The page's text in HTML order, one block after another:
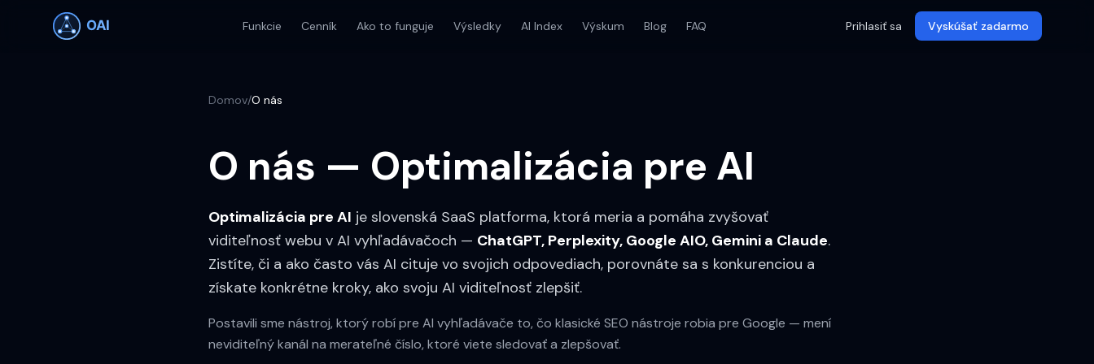
Funkcie Cenník Ako to funguje Výsledky AI Index Výskum Blog FAQ Prihlasiť sa Vyskúšať zadarmo
Domov/O nás
O nás — Optimalizácia pre AI
Optimalizácia pre AI je slovenská SaaS platforma, ktorá meria a pomáha zvyšovať
viditeľnosť webu v AI vyhľadávačoch — ChatGPT, Perplexity, Google AIO, Gemini a Claude.
Zistíte, či a ako často vás AI cituje vo svojich odpovediach, porovnáte sa s konkurenciou a
získate konkrétne kroky, ako svoju AI viditeľnosť zlepšiť.
Postavili sme nástroj, ktorý robí pre AI vyhľadávače to, čo klasické SEO nástroje robia pre Google — mení
neviditeľný kanál na merateľné číslo, ktoré viete sledovať a zlepšovať.